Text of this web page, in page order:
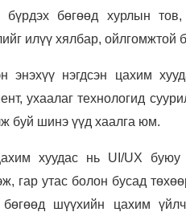
бүрдэх бөгөөд хурлын
илүү хялбар, ойлгомжтой
энэхүү нэгдсэн цахим
ухаалаг технологид
буй шинэ үүд хаалга юм.
хуудас нь UI/UX буюу
гар утас болон бусад
шүүхийн цахим